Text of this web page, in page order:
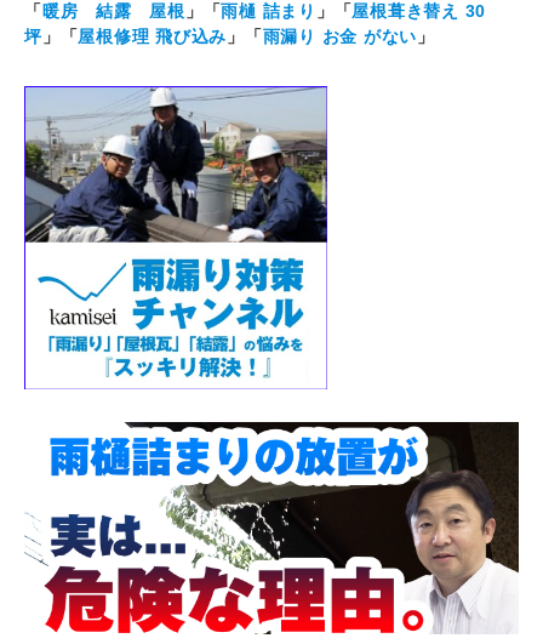
「暖房 結露 屋根 」「雨樋 詰まり 」「屋根葺き替え 30
坪」「屋根修理 飛び込み 」「雨漏り お金 がない 」